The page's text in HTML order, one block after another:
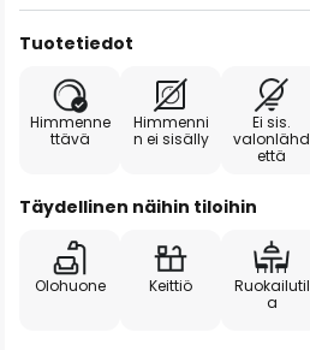
Tuotetiedot
Himmenne
ttävä
Himmenni
n ei sisälly
Ei sis.
valonlähd
että
Täydellinen näihin tiloihin
Olohuone Keittiö
Ruokailutil
a